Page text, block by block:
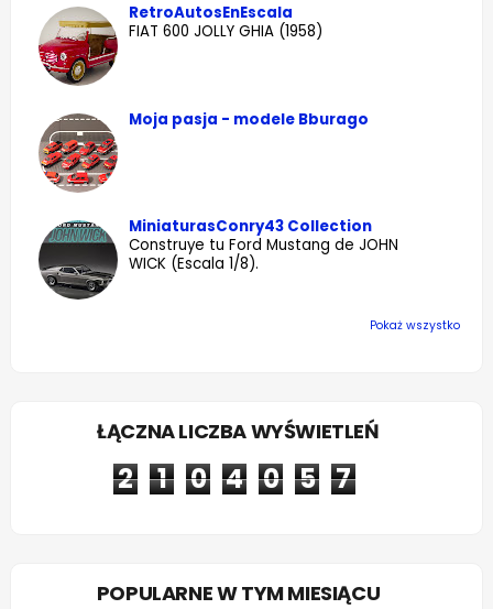
RetroAutosEnEscala
FIAT 600 JOLLY GHIA (1958)
Moja pasja - modele Bburago
MiniaturasConry43 Collection
Construye tu Ford Mustang de JOHN
WICK (Escala 1/8).
Pokaż wszystko
ŁĄCZNA LICZBA WYŚWIETLEŃ
2 1 0 4 0 5 7
POPULARNE W TYM MIESIĄCU